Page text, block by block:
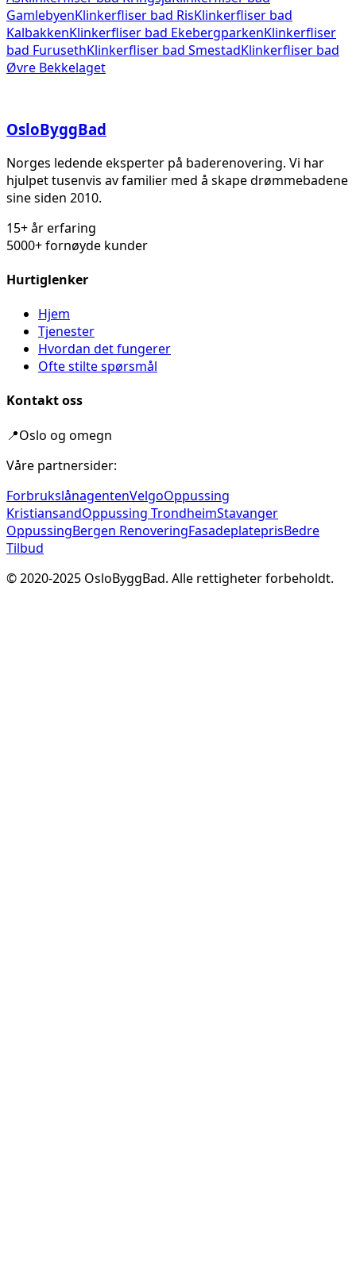
GamlebyenKlinkerfliser bad RisKlinkerfliser bad
KalbakkenKlinkerfliser bad EkebergparkenKlinkerfliser
bad FurusethKlinkerfliser bad SmestadKlinkerfliser bad
Øvre Bekkelaget
OsloByggBad
Norges ledende eksperter på baderenovering. Vi har
hjulpet tusenvis av familier med å skape drømmebadene
sine siden 2010.
15+ år erfaring
5000+ fornøyde kunder
Hurtiglenker
Hjem
Tjenester
Hvordan det fungerer
Ofte stilte spørsmål
Kontakt oss
📍Oslo og omegn
Våre partnersider:
ForbrukslånagentenVelgoOppussing
KristiansandOppussing TrondheimStavanger
OppussingBergen RenoveringFasadeplateprisBedre
Tilbud
© 2020-2025 OsloByggBad. Alle rettigheter forbeholdt.